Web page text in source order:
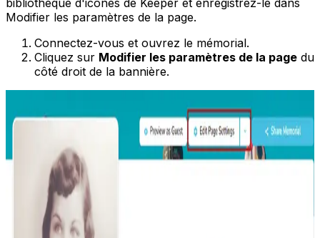
Modifier les paramètres de la page.
Connectez-vous et ouvrez le mémorial.
Cliquez sur Modifier les paramètres de la page du
côté droit de la bannière.